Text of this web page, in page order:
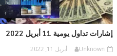
إشارات تداول يومية 11 أبريل 2022
Unknown أبريل 11, 2022